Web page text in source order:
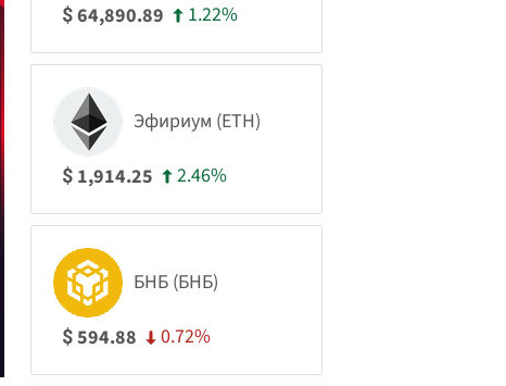
$64,890.89 1.22%
Эфириум (ETH)
$ 1,914.25 2.46%
БНБ (БНБ)
$594.88 0.72%